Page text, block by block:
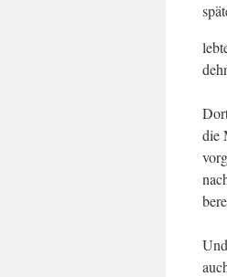
die